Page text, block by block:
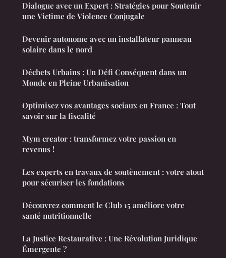
Dialogue avec un Expert : Stratégies pour Soutenir
une Victime de Violence Conjugale
Devenir autonome avec un installateur panneau
solaire dans le nord
Déchets Urbains : Un Défi Conséquent dans un
Monde en Pleine Urbanisation
Optimisez vos avantages sociaux en France : Tout
savoir sur la fiscalité
Mym creator : transformez votre passion en
revenus !
Les experts en travaux de soutènement : votre atout
pour sécuriser les fondations
Découvrez comment le Club 15 améliore votre
santé nutritionnelle
La Justice Restaurative : Une Révolution Juridique
Émergente ?